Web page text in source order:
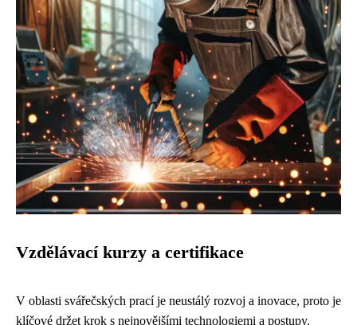
Vzdělávací kurzy a certifikace
V oblasti svářečských prací je neustálý rozvoj a inovace, proto je
klíčové držet krok s nejnovějšími technologiemi a postupy.